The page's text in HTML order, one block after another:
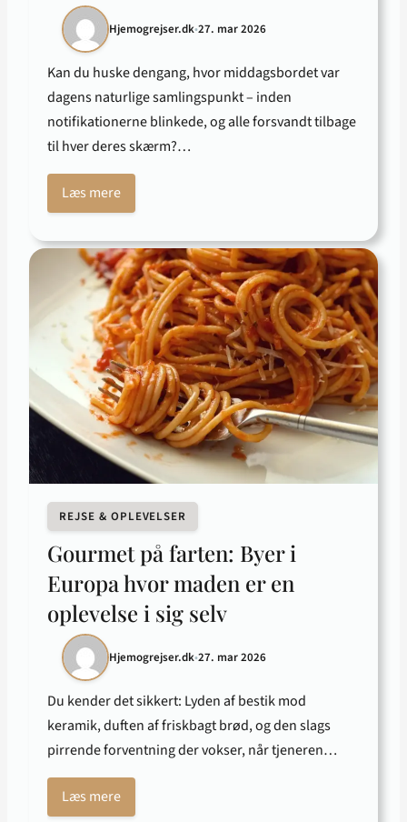
Hjemogrejser.dk•27. mar 2026
Kan du huske dengang, hvor middagsbordet var
dagens naturlige samlingspunkt – inden
notifikationerne blinkede, og alle forsvandt tilbage
til hver deres skærm?…
Læs mere
REJSE & OPLEVELSER
Gourmet på farten: Byer i
Europa hvor maden er en
oplevelse i sig selv
Hjemogrejser.dk•27. mar 2026
Du kender det sikkert: Lyden af bestik mod
keramik, duften af friskbagt brød, og den slags
pirrende forventning der vokser, når tjeneren…
Læs mere